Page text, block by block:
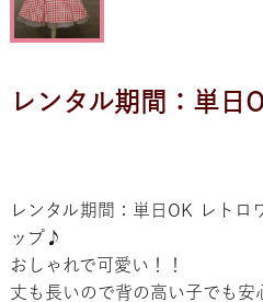
レンタル期間：単日
レンタル期間：単日OK レトロ
ップ♪
おしゃれで可愛い！！
丈も長いので背の高い子でも安